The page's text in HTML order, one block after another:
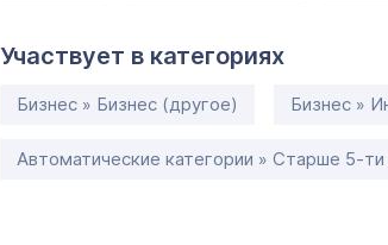
Участвует в категориях
Бизнес » Бизнес (другое) Бизнес »
Автоматические категории » Старше 5-ти